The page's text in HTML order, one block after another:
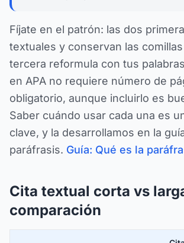
Fíjate en el patrón: las dos
textuales y conservan las
tercera reformula con tus
en APA no requiere número de
obligatorio, aunque incluirlo es
Saber cuándo usar cada una es
clave, y la desarrollamos en la
paráfrasis. Guía: Qué es la
Cita textual corta vs
comparación